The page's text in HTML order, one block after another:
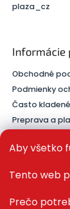
Aby všetko
Tento web
Prečo
plaza_cz
Informácie
Obchodné
Podmienky
Často
Preprava a
PRE